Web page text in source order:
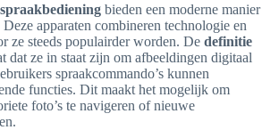
bieden een moderne manier
apparaten combineren technologie en
ze steeds populairder worden. De definitie
dat ze in staat zijn om afbeeldingen digitaal
spraakcommando’s kunnen
functies. Dit maakt het mogelijk om
foto’s te navigeren of nieuwe